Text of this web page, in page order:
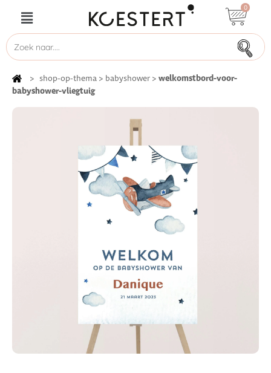
0
> shop-op-thema > babyshower > welkomstbord-voor-
babyshower-vliegtuig